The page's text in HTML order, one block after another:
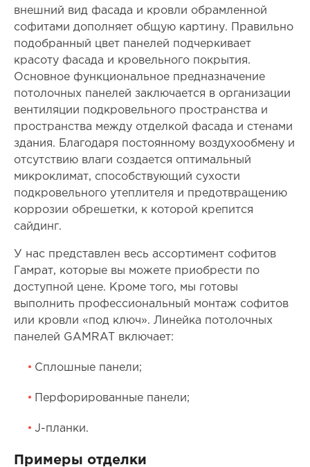
внешний вид фасада и кровли обрамленной
софитами дополняет общую картину. Правильно
подобранный цвет панелей подчеркивает
красоту фасада и кровельного покрытия.
Основное функциональное предназначение
потолочных панелей заключается в организации
вентиляции подкровельного пространства и
пространства между отделкой фасада и стенами
здания. Благодаря постоянному воздухообмену и
отсутствию влаги создается оптимальный
микроклимат, способствующий сухости
подкровельного утеплителя и предотвращению
коррозии обрешетки, к которой крепится
сайдинг.
У нас представлен весь ассортимент софитов
Гамрат, которые вы можете приобрести по
доступной цене. Кроме того, мы готовы
выполнить профессиональный монтаж софитов
или кровли «под ключ». Линейка потолочных
панелей GAMRAT включает:
Сплошные панели;
Перфорированные панели;
J-планки.
Примеры отделки